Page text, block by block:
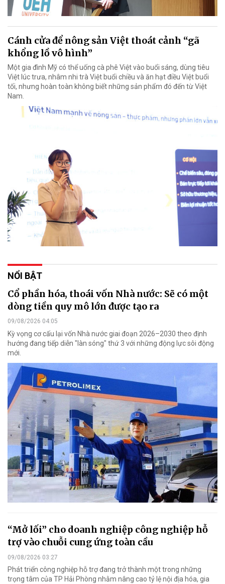
Cánh cửa để nông sản Việt thoát cảnh “gã
khổng lồ vô hình”
Một gia đình Mỹ có thể uống cà phê Việt vào buổi sáng, dùng tiêu
Việt lúc trưa, nhâm nhi trà Việt buổi chiều và ăn hạt điều Việt buổi
tối, nhưng hoàn toàn không biết những sản phẩm đó đến từ Việt
Nam.
NỔI BẬT
Cổ phần hóa, thoái vốn Nhà nước: Sẽ có một
dòng tiền quy mô lớn được tạo ra
09/08/2026 04:05
Kỳ vọng cơ cấu lại vốn Nhà nước giai đoạn 2026–2030 theo định
hướng đang tiếp diễn "làn sóng" thứ 3 với những động lực sôi động
mới.
“Mở lối” cho doanh nghiệp công nghiệp hỗ
trợ vào chuỗi cung ứng toàn cầu
09/08/2026 03:27
Phát triển công nghiệp hỗ trợ đang trở thành một trong những
trọng tâm của TP Hải Phòng nhằm nâng cao tỷ lệ nội địa hóa, gia